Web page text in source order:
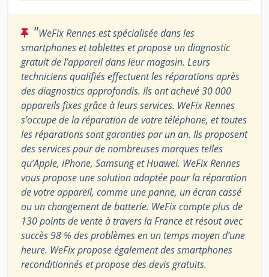
"WeFix Rennes est spécialisée dans les
smartphones et tablettes et propose un diagnostic
gratuit de l’appareil dans leur magasin. Leurs
techniciens qualifiés effectuent les réparations après
des diagnostics approfondis. Ils ont achevé 30 000
appareils fixes grâce à leurs services. WeFix Rennes
s’occupe de la réparation de votre téléphone, et toutes
les réparations sont garanties par un an. Ils proposent
des services pour de nombreuses marques telles
qu’Apple, iPhone, Samsung et Huawei. WeFix Rennes
vous propose une solution adaptée pour la réparation
de votre appareil, comme une panne, un écran cassé
ou un changement de batterie. WeFix compte plus de
130 points de vente à travers la France et résout avec
succès 98 % des problèmes en un temps moyen d’une
heure. WeFix propose également des smartphones
reconditionnés et propose des devis gratuits.